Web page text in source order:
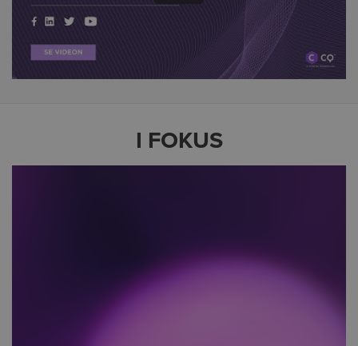
I FOKUS